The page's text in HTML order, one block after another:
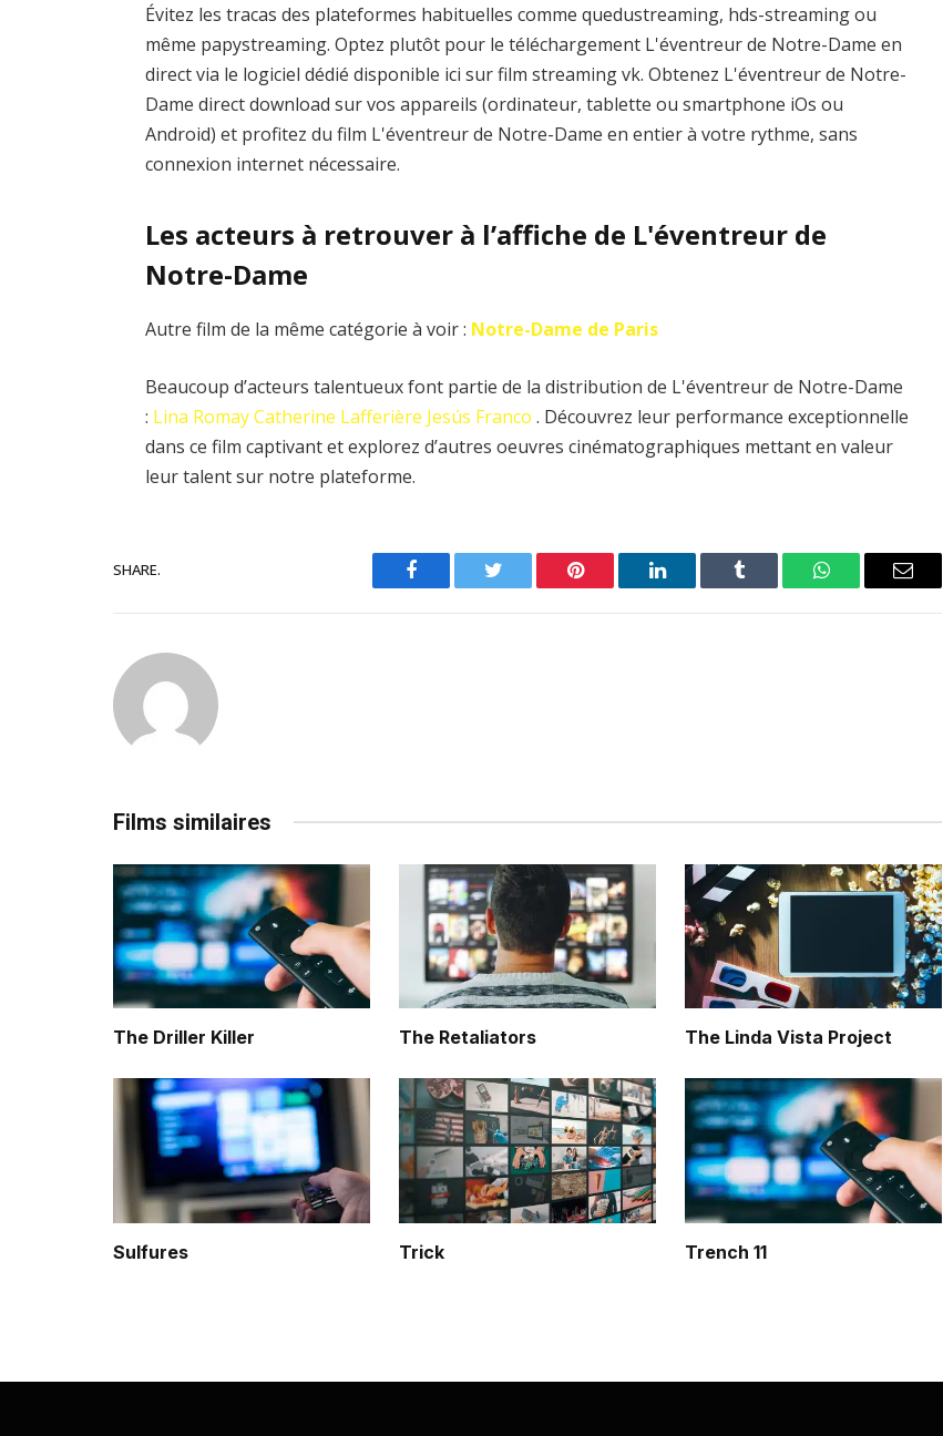
Évitez les tracas des plateformes habituelles comme quedustreaming, hds-streaming ou
même papystreaming. Optez plutôt pour le téléchargement L'éventreur de Notre-Dame en
direct via le logiciel dédié disponible ici sur film streaming vk. Obtenez L'éventreur de Notre-
Dame direct download sur vos appareils (ordinateur, tablette ou smartphone iOs ou
Android) et profitez du film L'éventreur de Notre-Dame en entier à votre rythme, sans
connexion internet nécessaire.
Les acteurs à retrouver à l’affiche de L'éventreur de
Notre-Dame
Autre film de la même catégorie à voir : Notre-Dame de Paris
Beaucoup d’acteurs talentueux font partie de la distribution de L'éventreur de Notre-Dame
: Lina Romay Catherine Lafferière Jesús Franco . Découvrez leur performance exceptionnelle
dans ce film captivant et explorez d’autres oeuvres cinématographiques mettant en valeur
leur talent sur notre plateforme.
SHARE.
Facebook Twitter Pinterest LinkedIn Tumblr WhatsAppEmail
Films similaires
The Driller Killer The Retaliators The Linda Vista Project
Sulfures Trick Trench 11